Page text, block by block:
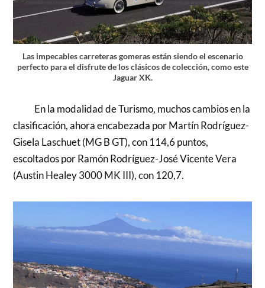
Las impecables carreteras gomeras están siendo el escenario
perfecto para el disfrute de los clásicos de colección, como este
Jaguar XK.
En la modalidad de Turismo, muchos cambios en la
clasificación, ahora encabezada por Martín Rodríguez-
Gisela Laschuet (MG B GT), con 114,6 puntos,
escoltados por Ramón Rodríguez-José Vicente Vera
(Austin Healey 3000 MK III), con 120,7.